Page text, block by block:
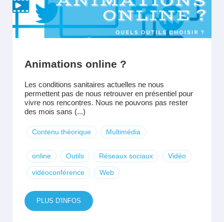
Animations online ?
Les conditions sanitaires actuelles ne nous
permettent pas de nous retrouver en présentiel pour
vivre nos rencontres. Nous ne pouvons pas rester
des mois sans (...)
Contenu théorique Multimédia
online Outils Réseaux sociaux Vidéo
vidéoconférence Web
PLUS D'INFOS